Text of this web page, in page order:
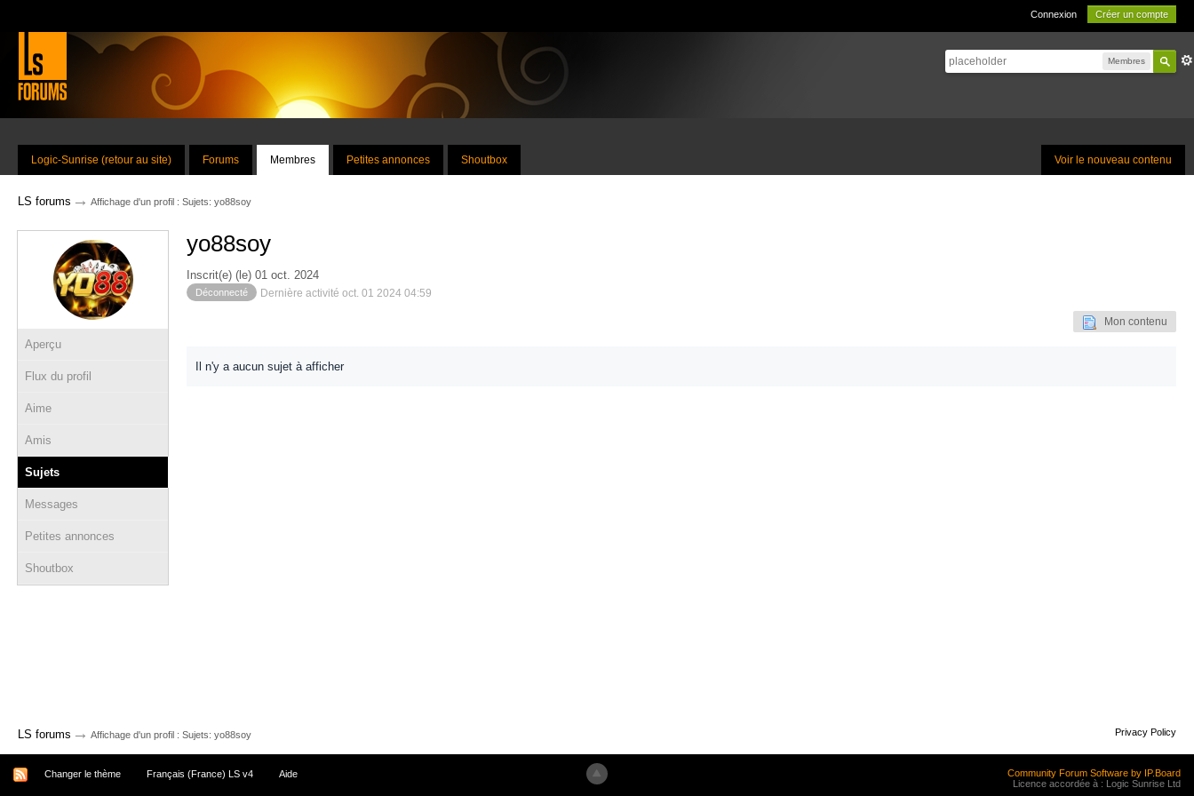
Connexion Créer un compte
Membres
Voir le nouveau contenu
Logic-Sunrise (retour au site) Forums Membres Petites annonces Shoutbox
LS forums → Affichage d'un profil : Sujets: yo88soy
Aperçu
Flux du profil
Aime
Amis
Sujets
Messages
Petites annonces
Shoutbox
yo88soy
Inscrit(e) (le) 01 oct. 2024
Déconnecté Dernière activité oct. 01 2024 04:59
Mon contenu
Il n'y a aucun sujet à afficher
LS forums → Affichage d'un profil : Sujets: yo88soy Privacy Policy
Changer le thème Français (France) LS v4 Aide
Community Forum Software by IP.Board
Licence accordée à : Logic Sunrise Ltd